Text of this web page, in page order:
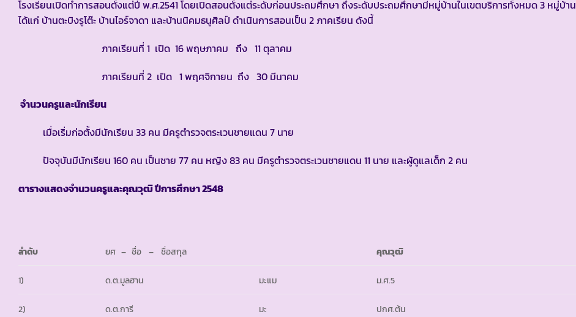
โรงเรียนเปิดทำการสอนตั้งแต่ปี พ.ศ.2541 โดยเปิดสอนตั้งแต่ระดับก่อนประถมศึกษา ถึงระดับประถมศึกษามีหมู่บ้านในเขตบริการทั้งหมด 3 หมู่บ้าน
ได้แก่ บ้านตะบิงรูโต๊ะ บ้านไอร์จาดา และบ้านนิคมธนูศิลป์ ดำเนินการสอนเป็น 2 ภาคเรียน ดังนี้
ภาคเรียนที่ 1 เปิด 16 พฤษภาคม ถึง 11 ตุลาคม
ภาคเรียนที่ 2 เปิด 1 พฤศจิกายน ถึง 30 มีนาคม
จำนวนครูและนักเรียน
เมื่อเริ่มก่อตั้งมีนักเรียน 33 คน มีครูตำรวจตระเวนชายแดน 7 นาย
ปัจจุบันมีนักเรียน 160 คน เป็นชาย 77 คน หญิง 83 คน มีครูตำรวจตระเวนชายแดน 11 นาย และผู้ดูแลเด็ก 2 คน
ตารางแสดงจำนวนครูและคุณวุฒิ ปีการศึกษา 2548
ลำดับ ยศ – ชื่อ – ชื่อสกุล คุณวุฒิ
1) ด.ต.มูลฮาน มะแม ม.ศ.5
2) ด.ต.การี มะ ปกศ.ต้น